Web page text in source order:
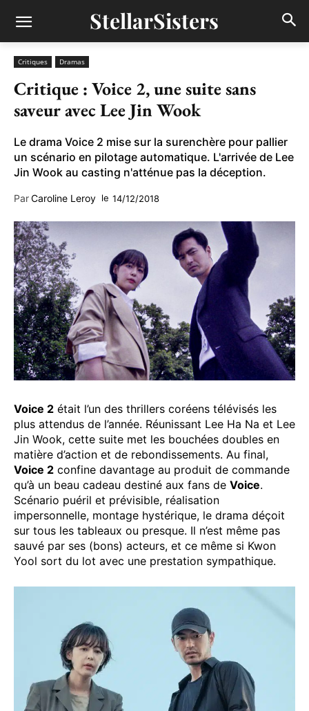
StellarSisters
Critiques Dramas
Critique : Voice 2, une suite sans
saveur avec Lee Jin Wook
Le drama Voice 2 mise sur la surenchère pour pallier
un scénario en pilotage automatique. L'arrivée de Lee
Jin Wook au casting n'atténue pas la déception.
ParCaroline Leroy le 14/12/2018
Voice 2 était l’un des thrillers coréens télévisés les
plus attendus de l’année. Réunissant Lee Ha Na et Lee
Jin Wook, cette suite met les bouchées doubles en
matière d’action et de rebondissements. Au final,
Voice 2 confine davantage au produit de commande
qu’à un beau cadeau destiné aux fans de Voice.
Scénario puéril et prévisible, réalisation
impersonnelle, montage hystérique, le drama déçoit
sur tous les tableaux ou presque. Il n’est même pas
sauvé par ses (bons) acteurs, et ce même si Kwon
Yool sort du lot avec une prestation sympathique.